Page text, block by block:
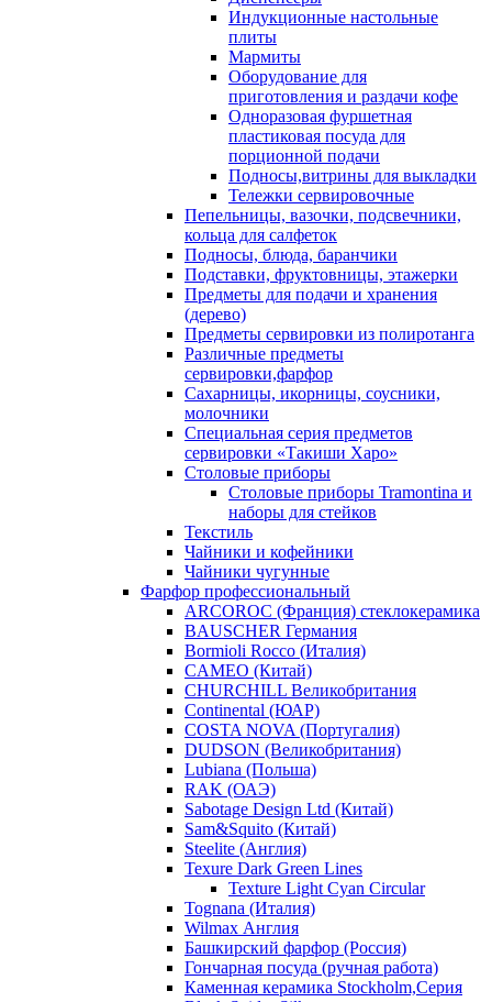
Индукционные настольные
плиты
Мармиты
Оборудование для
приготовления и раздачи кофе
Одноразовая фуршетная
пластиковая посуда для
порционной подачи
Подносы,витрины для выкладки
Тележки сервировочные
Пепельницы, вазочки, подсвечники,
кольца для салфеток
Подносы, блюда, баранчики
Подставки, фруктовницы, этажерки
Предметы для подачи и хранения
(дерево)
Предметы сервировки из полиротанга
Различные предметы
сервировки,фарфор
Сахарницы, икорницы, соусники,
молочники
Специальная серия предметов
сервировки «Такиши Харо»
Столовые приборы
Столовые приборы Trаmоntina и
наборы для стейков
Текстиль
Чайники и кофейники
Чайники чугунные
Фарфор профессиональный
ARCOROC (Франция) стеклокерамика
BAUSCHER Германия
Bormioli Rocco (Италия)
CAMEO (Китай)
CHURCHILL Великобритания
Continental (ЮАР)
COSTA NOVA (Португалия)
DUDSON (Великобритания)
Lubiana (Польша)
RAK (ОАЭ)
Sabotage Design Ltd (Китай)
Sam&Squito (Китай)
Steelite (Англия)
Texure Dark Green Lines
Texture Light Cyan Circular
Tognana (Италия)
Wilmax Англия
Башкирский фарфор (Россия)
Гончарная посуда (ручная работа)
Каменная керамика Stockholm,Серия